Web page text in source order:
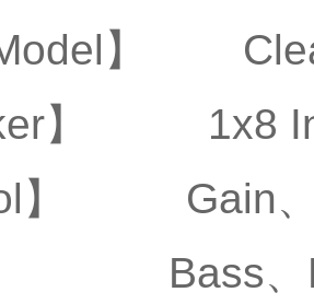
Model】
】 1x8
】 Gain、
Bass、